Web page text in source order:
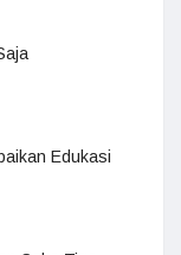
Edukasi